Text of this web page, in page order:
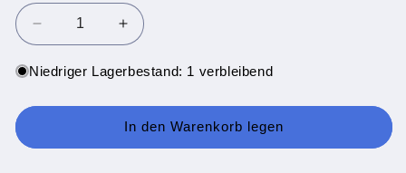
Verringere
die
Menge
Pia
-
Erhöhe
die
Menge
Pia
Beck
-
Niedriger Lagerbestand: 1 verbleibend
In den Warenkorb legen